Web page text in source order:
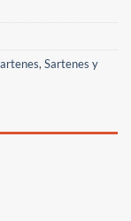
, Sartenes y